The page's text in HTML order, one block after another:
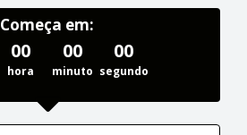
Começa em:
00
hora
00
minuto
00
segundo